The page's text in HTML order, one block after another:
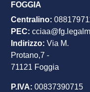
FOGGIA
Centralino:
PEC:
Indirizzo: Via M.
Protano,7 -
71121 Foggia
P.IVA: 00837390715